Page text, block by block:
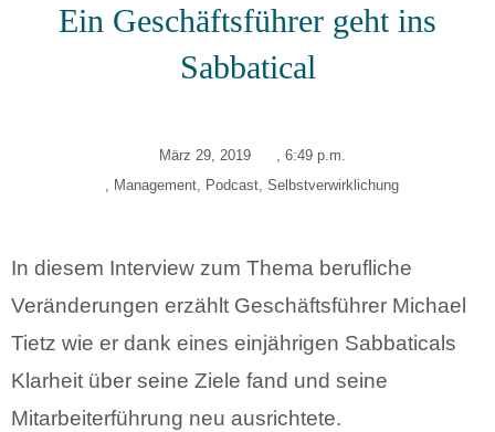
Ein Geschäftsführer geht ins
Sabbatical
März 29, 2019
6:49 p.m.
Management Podcast Selbstverwirklichung
In diesem Interview zum Thema berufliche
Veränderungen erzählt Geschäftsführer Michael
Tietz wie er dank eines einjährigen Sabbaticals
Klarheit über seine Ziele fand und seine
Mitarbeiterführung neu ausrichtete.